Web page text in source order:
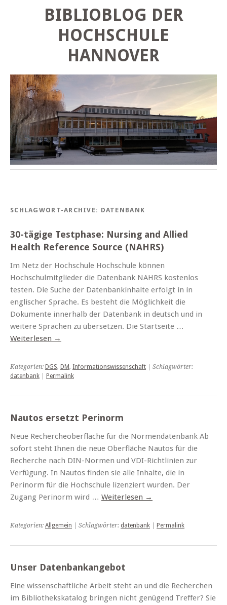
BIBLIOBLOG DER
HOCHSCHULE
HANNOVER
SCHLAGWORT-ARCHIVE: DATENBANK
30-tägige Testphase: Nursing and Allied
Health Reference Source (NAHRS)
Im Netz der Hochschule Hochschule können
Hochschulmitglieder die Datenbank NAHRS kostenlos
testen. Die Suche der Datenbankinhalte erfolgt in in
englischer Sprache. Es besteht die Möglichkeit die
Dokumente innerhalb der Datenbank in deutsch und in
weitere Sprachen zu übersetzen. Die Startseite …
Weiterlesen →
Kategorien: DGS, DM, Informationswissenschaft | Schlagwörter:
datenbank
Permalink
Nautos ersetzt Perinorm
Neue Rechercheoberfläche für die Normendatenbank Ab
sofort steht Ihnen die neue Oberfläche Nautos für die
Recherche nach DIN-Normen und VDI-Richtlinien zur
Verfügung. In Nautos finden sie alle Inhalte, die in
Perinorm für die Hochschule lizenziert wurden. Der
Zugang Perinorm wird … Weiterlesen →
Kategorien: Allgemein | Schlagwörter: datenbank Permalink
Unser Datenbankangebot
Eine wissenschaftliche Arbeit steht an und die Recherchen
im Bibliothekskatalog bringen nicht genügend Treffer? Sie